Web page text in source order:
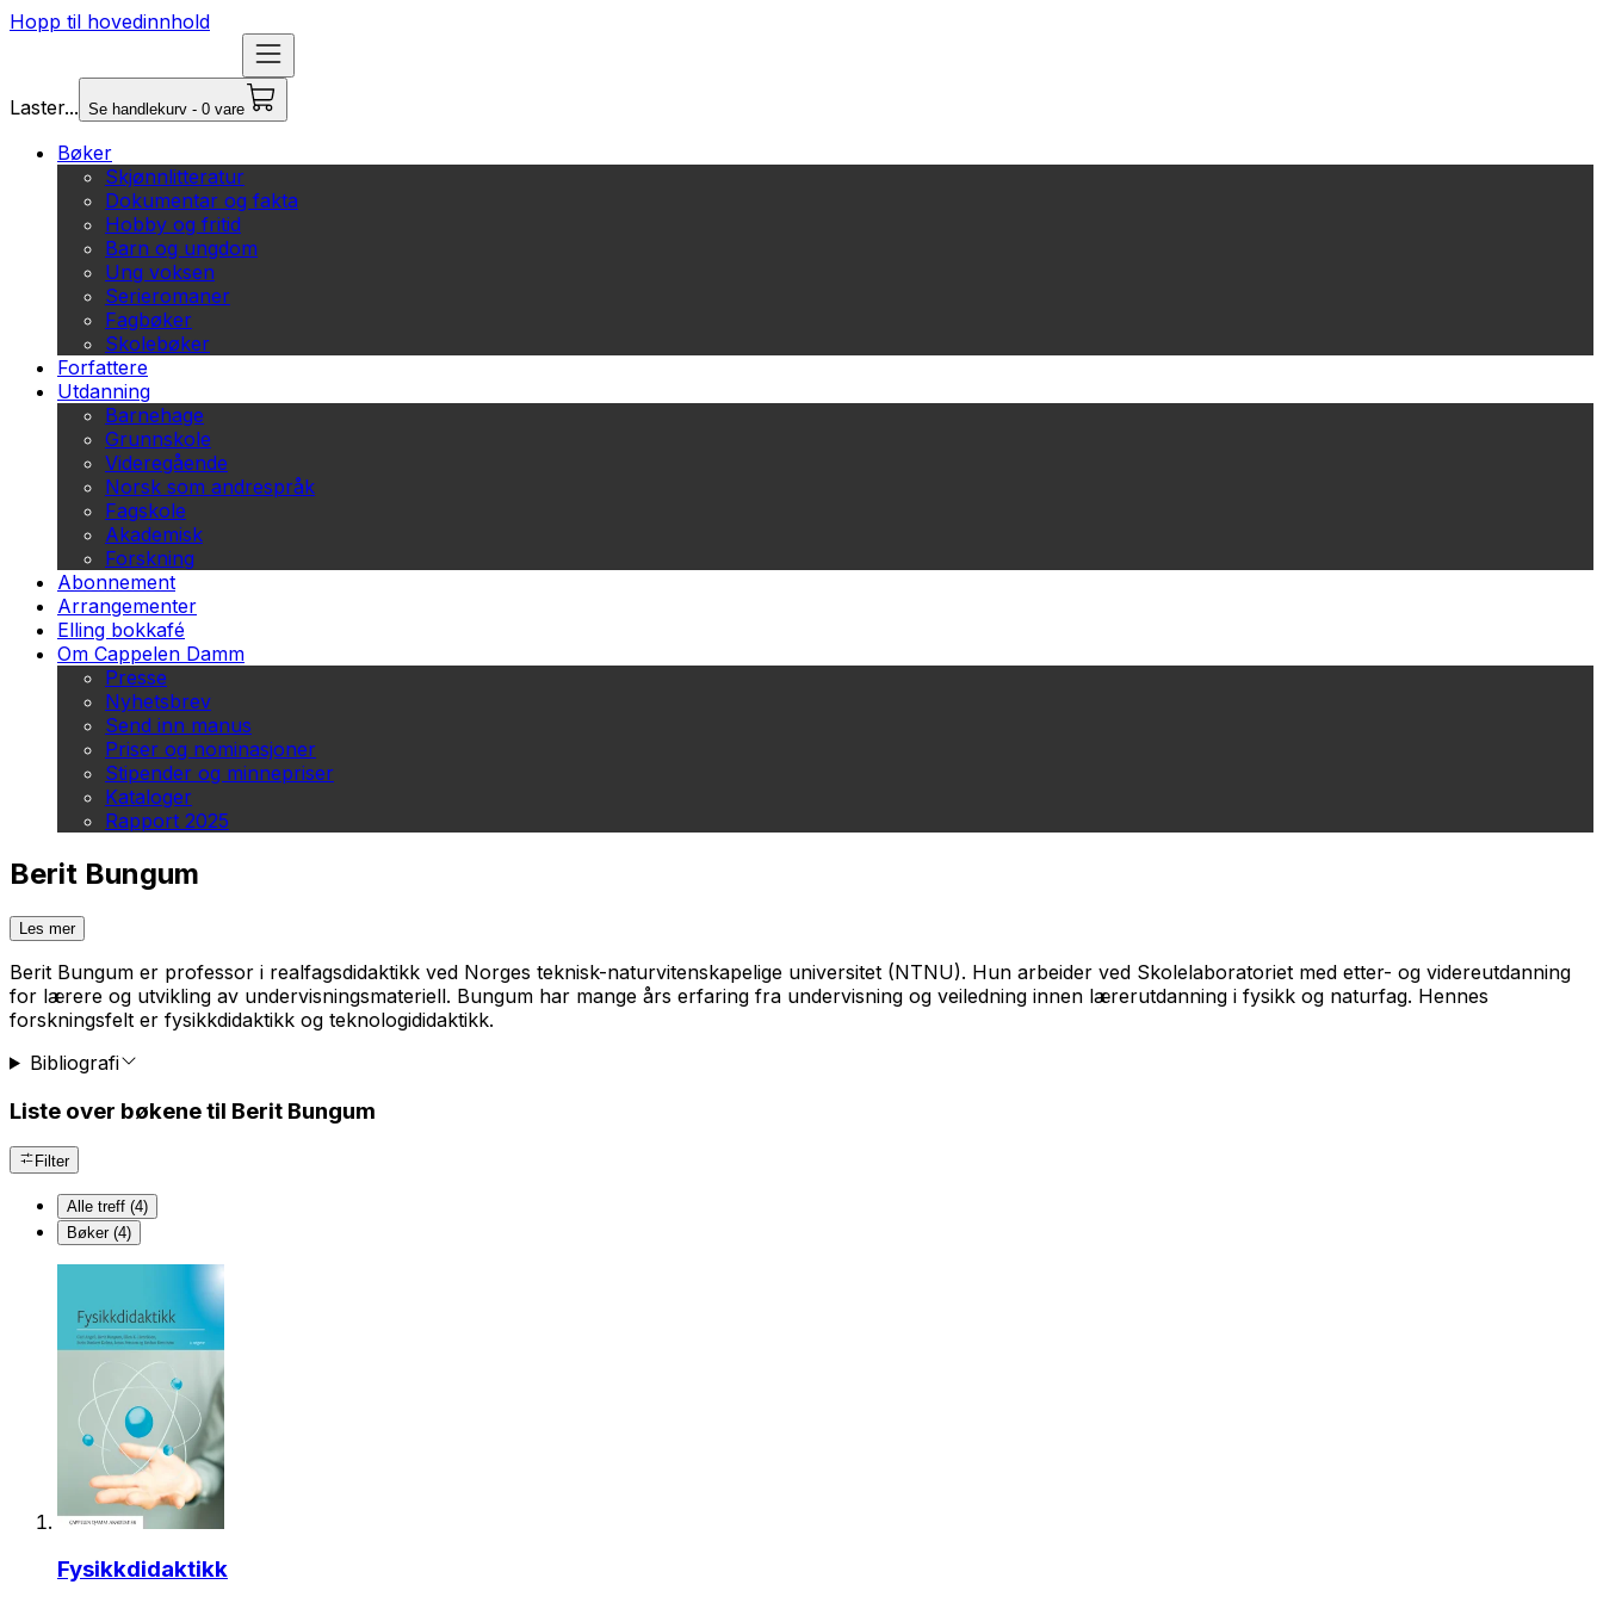
Hopp til hovedinnhold
Laster... Se handlekurv - 0 vare
Bøker
Skjønnlitteratur
Dokumentar og fakta
Hobby og fritid
Barn og ungdom
Ung voksen
Serieromaner
Fagbøker
Skolebøker
Forfattere
Utdanning
Barnehage
Grunnskole
Videregående
Norsk som andrespråk
Fagskole
Akademisk
Forskning
Abonnement
Arrangementer
Elling bokkafé
Om Cappelen Damm
Presse
Nyhetsbrev
Send inn manus
Priser og nominasjoner
Stipender og minnepriser
Kataloger
Rapport 2025
Berit Bungum
Les mer
Berit Bungum er professor i realfagsdidaktikk ved Norges teknisk-naturvitenskapelige universitet (NTNU). Hun arbeider ved Skolelaboratoriet med etter- og videreutdanning
for lærere og utvikling av undervisningsmateriell. Bungum har mange års erfaring fra undervisning og veiledning innen lærerutdanning i fysikk og naturfag. Hennes
forskningsfelt er fysikkdidaktikk og teknologididaktikk.
Bibliografi
Liste over bøkene til Berit Bungum
Filter
Alle treff (4)
Bøker (4)
Fysikkdidaktikk